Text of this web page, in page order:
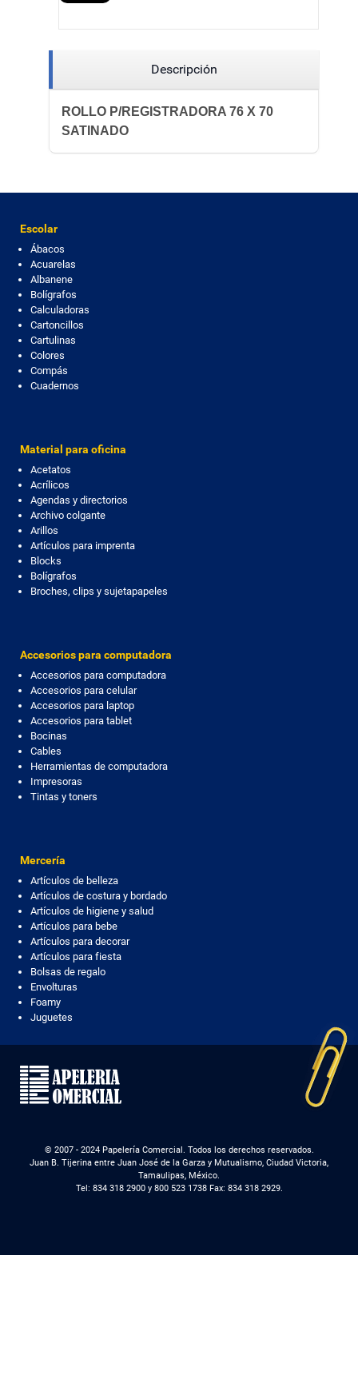
Descripción
ROLLO P/REGISTRADORA 76 X 70
SATINADO
Escolar
Ábacos
Acuarelas
Albanene
Bolígrafos
Calculadoras
Cartoncillos
Cartulinas
Colores
Compás
Cuadernos
Material para oficina
Acetatos
Acrílicos
Agendas y directorios
Archivo colgante
Arillos
Artículos para imprenta
Blocks
Bolígrafos
Broches, clips y sujetapapeles
Accesorios para computadora
Accesorios para computadora
Accesorios para celular
Accesorios para laptop
Accesorios para tablet
Bocinas
Cables
Herramientas de computadora
Impresoras
Tintas y toners
Mercería
Artículos de belleza
Artículos de costura y bordado
Artículos de higiene y salud
Artículos para bebe
Artículos para decorar
Artículos para fiesta
Bolsas de regalo
Envolturas
Foamy
Juguetes
© 2007 - 2024 Papelería Comercial. Todos los derechos reservados.
Juan B. Tijerina entre Juan José de la Garza y Mutualismo, Ciudad Victoria,
Tamaulipas, México.
Tel: 834 318 2900 y 800 523 1738 Fax: 834 318 2929.